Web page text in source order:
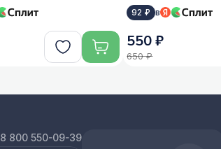
92 ₽ в
550 ₽
650 ₽
8 800 550-09-39